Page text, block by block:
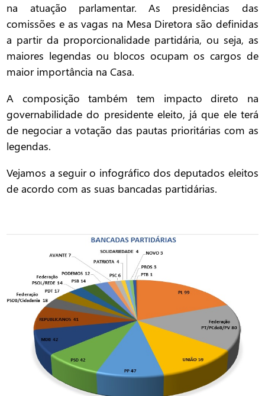
na atuação parlamentar. As presidências das
comissões e as vagas na Mesa Diretora são definidas
a partir da proporcionalidade partidária, ou seja, as
maiores legendas ou blocos ocupam os cargos de
maior importância na Casa.
A composição também tem impacto direto na
governabilidade do presidente eleito, já que ele terá
de negociar a votação das pautas prioritárias com as
legendas.
Vejamos a seguir o infográfico dos deputados eleitos
de acordo com as suas bancadas partidárias.